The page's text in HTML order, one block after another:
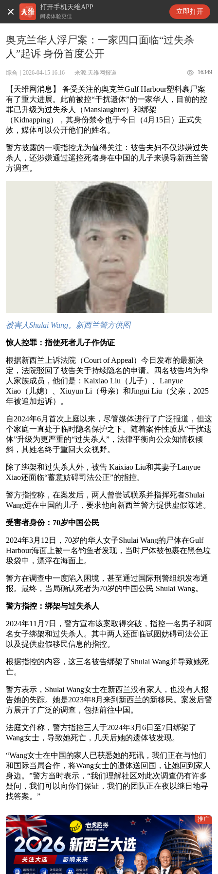
打开手机天维APP
阅读体验更佳
立即打开
天维新闻
奥克兰华人浮尸案：一家四口面临“过失杀
人”起诉 身份首度公开
综合 2026-04-15 16:16 来源:天维网报道 16349
【天维网消息】 备受关注的奥克兰Gulf Harbour塑料裹尸案
有了重大进展。此前被控“干扰遗体”的一家华人，目前的控
罪已升级为过失杀人（Manslaughter）和绑架
（Kidnapping），其身份禁令也于今日（4月15日）正式失
效，媒体可以公开他们的姓名。
警方披露的一项指控尤为值得关注：被告夫妇不仅涉嫌过失
杀人，还涉嫌通过遥控死者身在中国的儿子来误导新西兰警
方调查。
被害人Shulai Wang。新西兰警方供图
惊人控罪：指使死者儿子作伪证
根据新西兰上诉法院（Court of Appeal）今日发布的最新决
定，法院驳回了被告关于持续隐名的申请。四名被告均为华
人家族成员，他们是：Kaixiao Liu（儿子）、Lanyue
Xiao（儿媳）、Xiuyun Li（母亲）和Jingui Liu（父亲，2025
年被追加起诉）。
自2024年6月首次上庭以来，尽管媒体进行了广泛报道，但这
个家庭一直处于临时隐名保护之下。随着案件性质从“干扰遗
体”升级为更严重的“过失杀人”，法律平衡向公众知情权倾
斜，其姓名终于重回大众视野。
除了绑架和过失杀人外，被告 Kaixiao Liu和其妻子Lanyue
Xiao还面临“蓄意妨碍司法公正”的指控。
警方指控称，在案发后，两人曾尝试联系并指挥死者Shulai
Wang远在中国的儿子，要求他向新西兰警方提供虚假陈述。
受害者身份：70岁中国公民
2024年3月12日，70岁的华人女子Shulai Wang的尸体在Gulf
Harbour海面上被一名钓鱼者发现，当时尸体被包裹在黑色垃
圾袋中，漂浮在海面上。
警方在调查中一度陷入困境，甚至通过国际刑警组织发布通
报。最终，当局确认死者为70岁的中国公民 Shulai Wang。
警方指控：绑架与过失杀人
2024年11月7日，警方宣布该案取得突破，指控一名男子和两
名女子绑架和过失杀人。其中两人还面临试图妨碍司法公正
以及提供虚假移民信息的指控。
根据指控的内容，这三名被告绑架了Shulai Wang并导致她死
亡。
警方表示，Shulai Wang女士在新西兰没有家人，也没有人报
告她的失踪。她是2023年8月来到新西兰的新移民。案发后警
方展开了广泛的调查，包括前往中国。
法庭文件称，警方指控三人于2024年3月6日至7日绑架了
Wang女士，导致她死亡，几天后她的遗体被发现。
“Wang女士在中国的家人已获悉她的死讯，我们正在与他们
和国际当局合作，将Wang女士的遗体送回国，让她回到家人
身边。”警方当时表示，“我们理解社区对此次调查仍有许多
疑问，我们可以向你们保证，我们的团队正在夜以继日地寻
找答案。”
推广